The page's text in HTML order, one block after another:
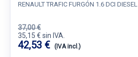
RENAULT TRAFIC FURGÓN 1.6 DCI DIESEL
37,00 €
35,15 € sin IVA.
42,53 € (IVA incl.)